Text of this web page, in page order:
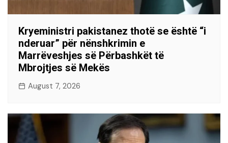
Kryeministri pakistanez thotë se është “i
nderuar” për nënshkrimin e
Marrëveshjes së Përbashkët të
Mbrojtjes së Mekës
August 7, 2026